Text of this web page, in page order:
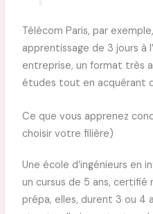
Télécom Paris, par
apprentissage de 3 jours à
entreprise, un format très
études tout en acquérant
Ce que vous apprenez
choisir votre filière)
Une école d’ingénieurs en
un cursus de 5 ans, certifié
prépa, elles, durent 3 ou 4